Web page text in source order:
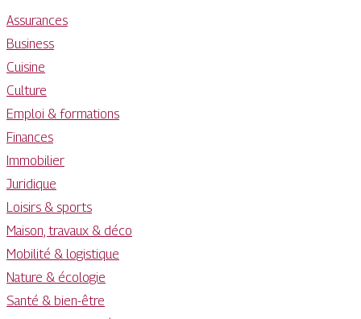
Assurances
Business
Cuisine
Culture
Emploi & formations
Finances
Immobilier
Juridique
Loisirs & sports
Maison, travaux & déco
Mobilité & logistique
Nature & écologie
Santé & bien-être